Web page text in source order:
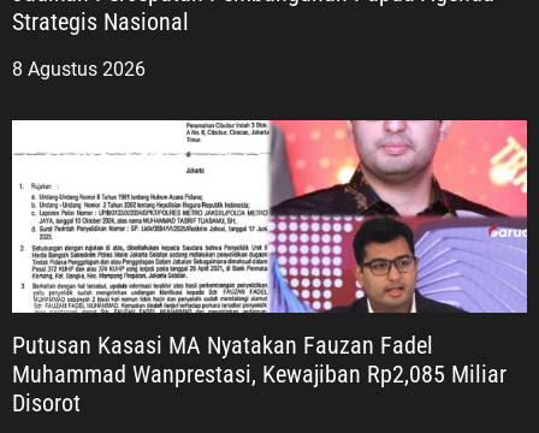
Strategis Nasional
8 Agustus 2026
Putusan Kasasi MA Nyatakan Fauzan Fadel
Muhammad Wanprestasi, Kewajiban Rp2,085 Miliar
Disorot